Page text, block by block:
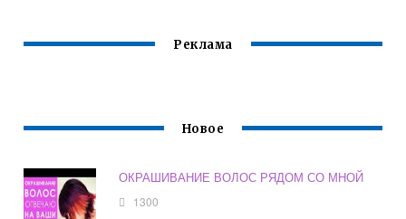
Реклама
Новое
ОКРАШИВАНИЕ ВОЛОС РЯДОМ СО МНОЙ
1300